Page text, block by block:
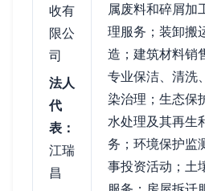
收有
限公
司
法人
代
表：
江瑞
昌
属废料和碎屑加
理服务；装卸搬
造；建筑材料销
专业保洁、清洗
染治理；生态保
水处理及其再生
务；环境保护监
事投资活动；土